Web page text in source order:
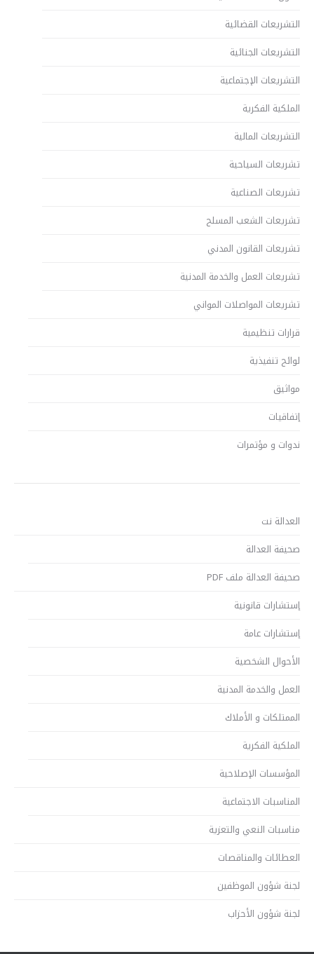
التشريعات القضائية
التشريعات الجنائية
التشريعات الإجتماعية
الملكية الفكرية
التشريعات المالية
تشريعات السياحية
تشريعات الصناعية
تشريعات الشعب المسلح
تشريعات القانون المدني
تشريعات العمل والخدمة المدنية
تشريعات المواصلات المواني
قرارات تنظيمية
لوائح تنفيذية
مواثيق
إتفاقيات
ندوات و مؤتمرات
العدالة نت
صحيفة العدالة
صحيفة العدالة ملف PDF
إستشارات قانونية
إستشارات عامة
الأحوال الشخصية
العمل والخدمة المدنية
الممتلكات و الأملاك
الملكية الفكرية
المؤسسات الإصلاحية
المناسبات الاجتماعية
مناسبات النعي والتعزية
العطائات والمناقصات
لجنة شؤون الموظفين
لجنة شؤون الأحزاب